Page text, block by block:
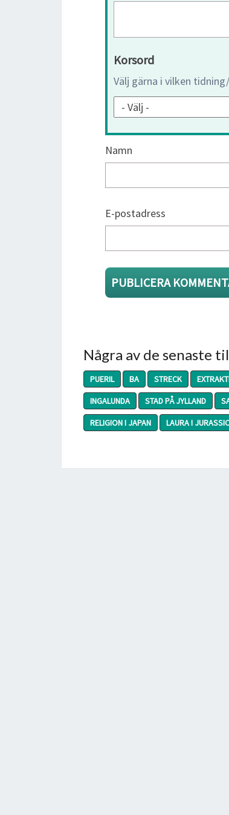
Korsord
Välj gärna i vilken
Namn
E-postadress
Några av de senaste
PUERIL BA STRECK
INGALUNDA
STAD PÅ JYLLAND
RELIGION I JAPAN
LAURA I